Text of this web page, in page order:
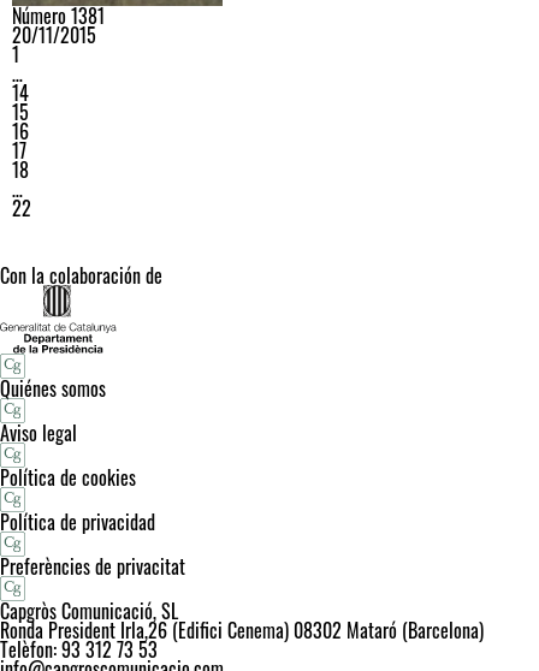
Número 1381
20/11/2015
1
…
14
15
16
17
18
…
22
Con la colaboración de
Quiénes somos
Aviso legal
Política de cookies
Política de privacidad
Preferències de privacitat
Capgròs Comunicació, SL
Ronda President Irla,26 (Edifici Cenema) 08302 Mataró (Barcelona)
Telèfon: 93 312 73 53